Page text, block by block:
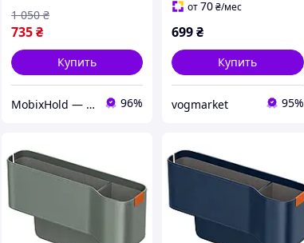
черный Baseus
OrganizeFun
735₴
1 050 ₴
Купить
MobixHold — интернет-магазин современных гаджетов и полезных аксессуаров 96%
от70₴/мес
699₴
Купить
vogmarket 95%